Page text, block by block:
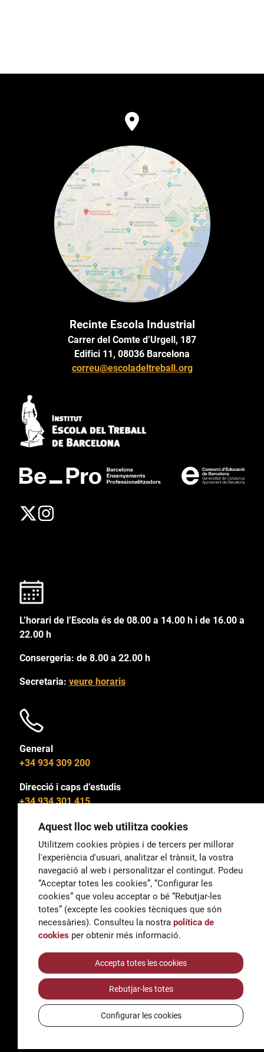
Recinte Escola Industrial
Carrer del Comte d’Urgell, 187
Edifici 11, 08036 Barcelona
correu@escoladeltreball.org
L’horari de l’Escola és de 08.00 a 14.00 h i de 16.00 a
22.00 h
Consergeria: de 8.00 a 22.00 h
Secretaria: veure horaris
General
+34 934 309 200
Direcció i caps d’estudis
+34 934 301 415
General
correu@escoladeltreball.org
Informació
informacio@escoladeltreball.org
AccessibilitatAvís legal i Política de Privacitat
Política de cookies
Crèdits
Aquest lloc web utilitza cookies
Utilitzem cookies pròpies i de tercers per millorar
l'experiència d'usuari, analitzar el trànsit, la vostra
navegació al web i personalitzar el contingut. Podeu
“Acceptar totes les cookies”, “Configurar les
cookies” que voleu acceptar o bé “Rebutjar-les
totes” (excepte les cookies tècniques que són
necessàries). Consulteu la nostra política de
cookies per obtenir més informació.
Accepta totes les cookies
Rebutjar-les totes
Configurar les cookies